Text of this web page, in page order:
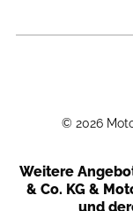
© 2026
Weitere
& Co. KG &
und